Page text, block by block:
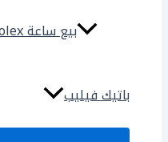
بيع ساعة rolex بأفضل سعر مع توكيل شراء لعام 2025
باتيك فيليب